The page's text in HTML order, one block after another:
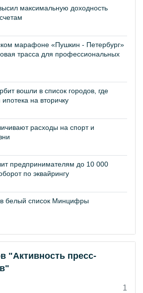
максимальную доходность
марафоне «Пушкин - Петербург»
трасса для профессиональных
вошли в список городов, где
на вторичку
расходы на спорт и
предпринимателям до 10 000
по эквайрингу
белый список Минцифры
"Активность пресс-
1